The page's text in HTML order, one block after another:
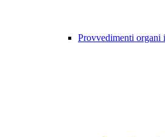
Provvedimenti